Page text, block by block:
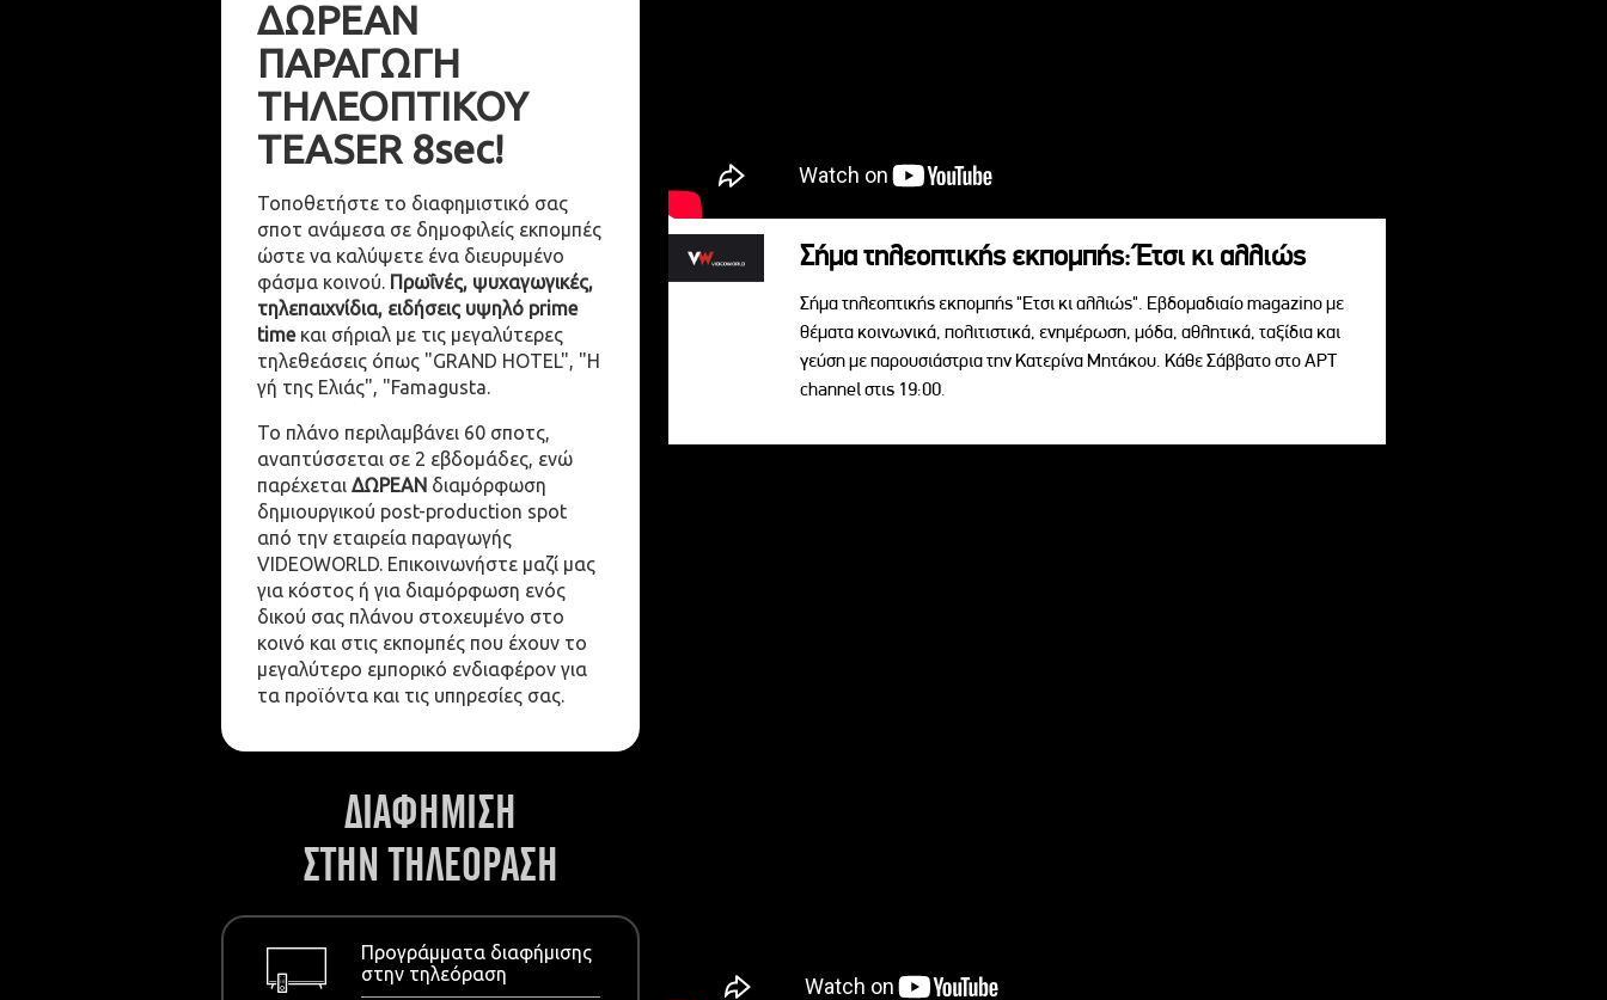
ΔΩΡΕΑΝ
ΠΑΡΑΓΩΓΗ
ΤΗΛΕΟΠΤΙΚΟΥ
TEASER 8sec!
Τοποθετήστε το διαφημιστικό σας
σποτ ανάμεσα σε δημοφιλείς εκπομπές
ώστε να καλύψετε ένα διευρυμένο
φάσμα κοινού. Πρωΐνές, ψυχαγωγικές,
τηλεπαιχνίδια, ειδήσεις υψηλό prime
timeκαι σήριαλ με τις μεγαλύτερες
τηλεθεάσεις όπως "GRAND HOTEL", "Η
γή της Ελιάς", "Famagusta.
Το πλάνο περιλαμβάνει 60 σποτς,
αναπτύσσεται σε 2 εβδομάδες, ενώ
παρέχεται ΔΩΡΕΑΝ διαμόρφωση
δημιουργικού post-production spot
από την εταιρεία παραγωγής
VIDEOWORLD. Επικοινωνήστε μαζί μας
για κόστος ή για διαμόρφωση ενός
δικού σας πλάνου στοχευμένο στο
κοινό και στις εκπομπές που έχουν το
μεγαλύτερο εμπορικό ενδιαφέρον για
τα προϊόντα και τις υπηρεσίες σας.
ΔΙΑΦΗΜΙΣΗ
ΣΤΗΝ ΤΗΛΕΟΡΑΣΗ
Προγράμματα διαφήμισης
στην τηλεόραση
Σήμα τηλεοπτικής εκπομπής: Έτσι κι αλλιώς
Σήμα τηλεοπτικής εκπομπής "Ετσι κι αλλιώς". Εβδομαδιαίο magazino με
θέματα κοινωνικά, πολιτιστικά, ενημέρωση, μόδα, αθλητικά, ταξίδια και
γεύση με παρουσιάστρια την Κατερίνα Μητάκου. Κάθε Σάββατο στο ΑΡΤ
channel στις 19:00.